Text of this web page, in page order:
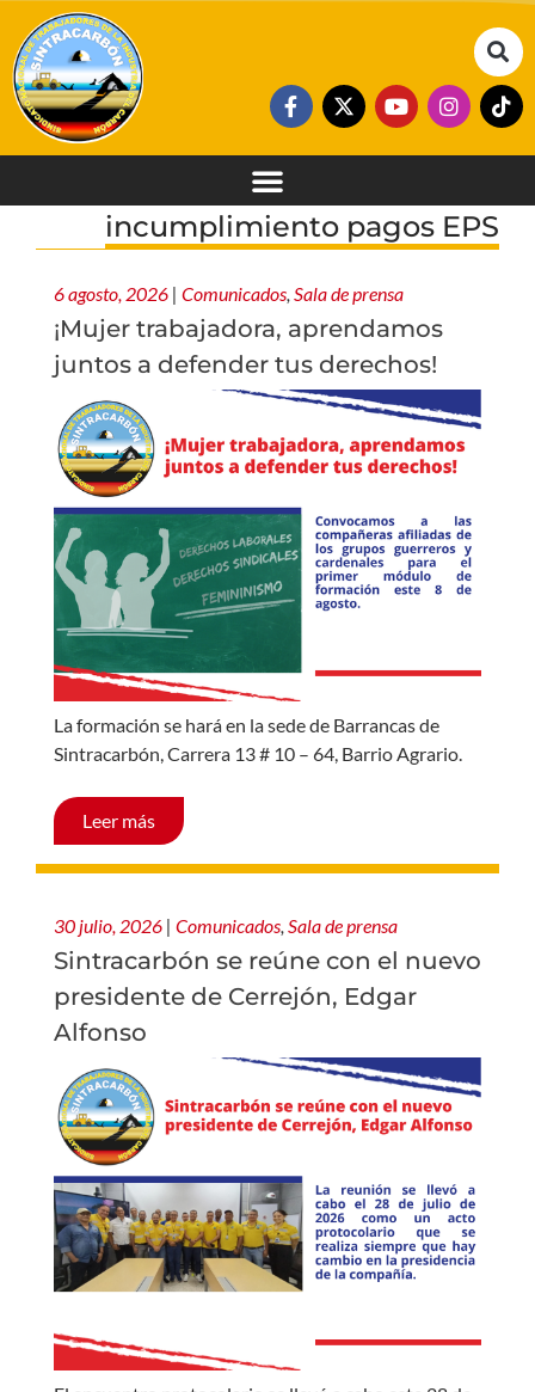
incumplimiento pagos EPS
6 agosto, 2026 | Comunicados, Sala de prensa
¡Mujer trabajadora, aprendamos
juntos a defender tus derechos!
La formación se hará en la sede de Barrancas de
Sintracarbón, Carrera 13 # 10 – 64, Barrio Agrario.
Leer más
30 julio, 2026 | Comunicados, Sala de prensa
Sintracarbón se reúne con el nuevo
presidente de Cerrejón, Edgar
Alfonso